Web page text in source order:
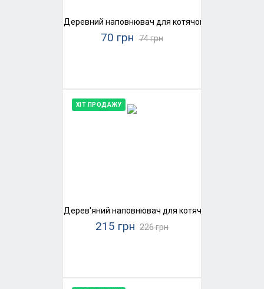
Деревний наповнювач для котячого туалету
70 грн 74 грн
ХІТ ПРОДАЖУ
Дерев'яний наповнювач для котячого туалету
215 грн 226 грн